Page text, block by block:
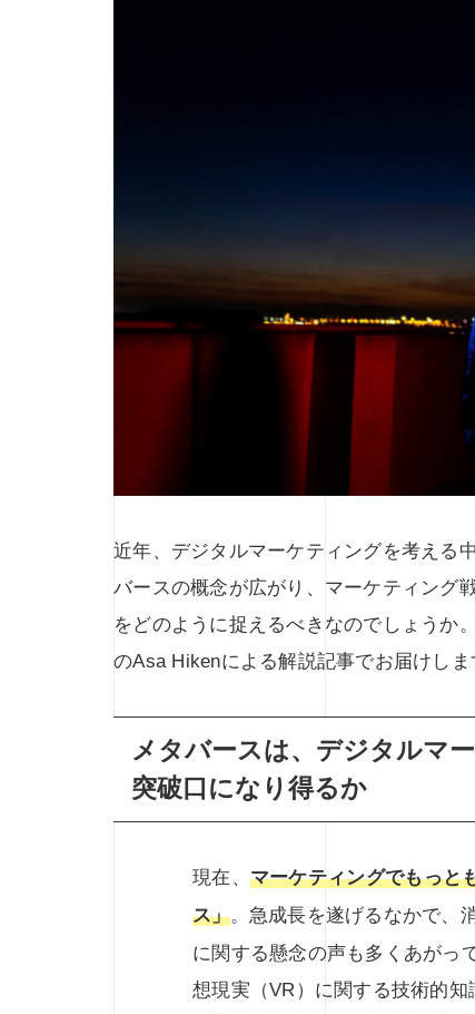
近年、デジタルマーケティングを考える
バースの概念が広がり、マーケティング
をどのように捉えるべきなのでしょうか
のAsa Hikenによる解説記事でお届けしま
メタバースは、デジタルマ
突破口になり得るか
現在、 マーケティングでもっと
ス」。急成長を遂げるなかで、
に関する懸念の声も多くあがっ
想現実（VR）に関する技術的